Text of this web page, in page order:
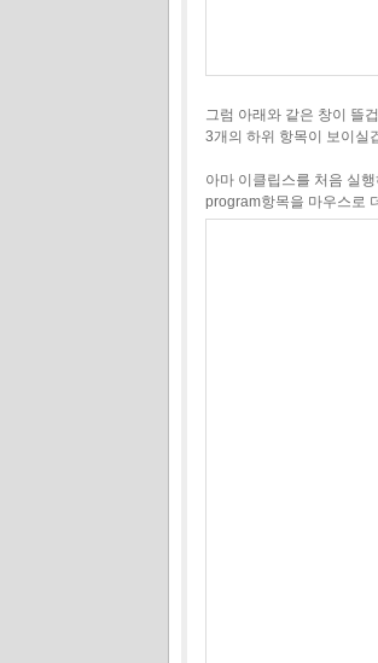
그럼 아래와 같은 창이 뜰
3개의 하위 항목이 보이실
아마 이클립스를 처음 실
program항목을 마우스로